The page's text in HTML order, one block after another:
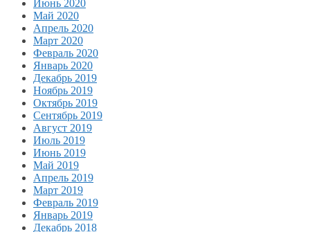
Июнь 2020
Май 2020
Апрель 2020
Март 2020
Февраль 2020
Январь 2020
Декабрь 2019
Ноябрь 2019
Октябрь 2019
Сентябрь 2019
Август 2019
Июль 2019
Июнь 2019
Май 2019
Апрель 2019
Март 2019
Февраль 2019
Январь 2019
Декабрь 2018